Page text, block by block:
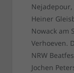
Heiner
Nowack am
Verhoeven.
NRW
Jochen